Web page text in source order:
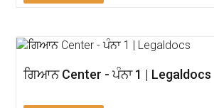
ਗਿਆਨ Center - ਪੰਨਾ 1 | Legaldocs